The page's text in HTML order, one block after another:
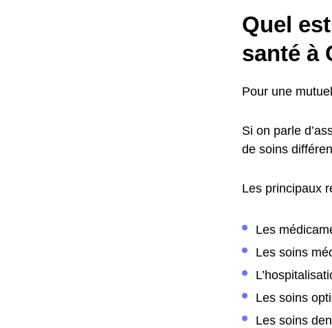
Quel
santé à
Pour une
Si on parle
de soins
Les principaux
Les
Les soins
Les soins
Les soins